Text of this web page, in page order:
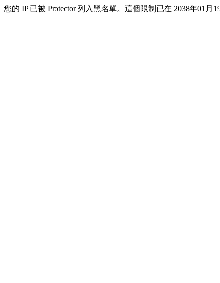
您的 IP 已被 Protector 列入黑名單。這個限制已在 2038年01月